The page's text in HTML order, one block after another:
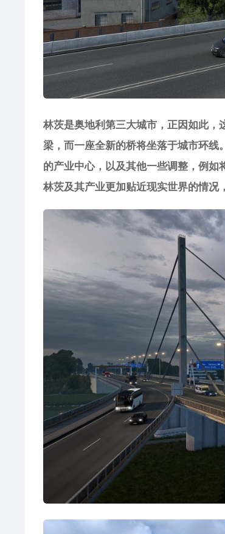
林茨是奥地利第三大城市，正因如此
梁，而一座全新的桥将坐落于城市环
的产业中心，以及其他一些调整，例
林茨及其产业更加贴近现实世界的情况